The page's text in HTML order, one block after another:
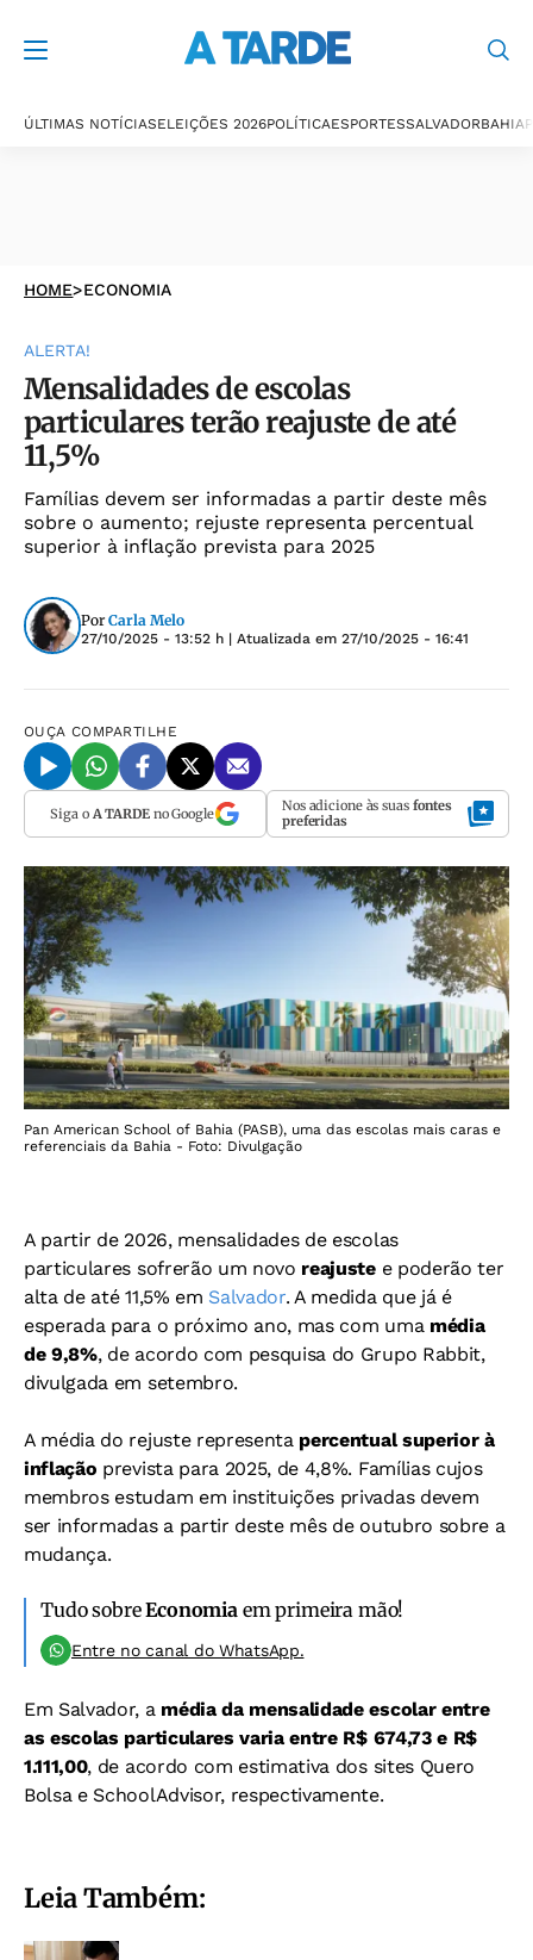
ÚLTIMAS NOTÍCIASELEIÇÕES 2026POLÍTICAESPORTESSALVADORBAHIA
HOME>ECONOMIA
ALERTA!
Mensalidades de escolas
particulares terão reajuste de até
11,5%
Famílias devem ser informadas a partir deste mês
sobre o aumento; rejuste representa percentual
superior à inflação prevista para 2025
Por Carla Melo
27/10/2025 - 13:52 h | Atualizada em 27/10/2025 - 16:41
OUÇA COMPARTILHE
Siga o A TARDEno Google Nos adicione às suas fontes
preferidas
Pan American School of Bahia (PASB), uma das escolas mais caras e
referenciais da Bahia - Foto: Divulgação
A partir de 2026, mensalidades de escolas
particulares sofrerão um novo reajuste e poderão ter
alta de até 11,5% em Salvador. A medida que já é
esperada para o próximo ano, mas com uma média
de 9,8%, de acordo com pesquisa do Grupo Rabbit,
divulgada em setembro.
A média do rejuste representa percentual superior à
inflação prevista para 2025, de 4,8%. Famílias cujos
membros estudam em instituições privadas devem
ser informadas a partir deste mês de outubro sobre a
mudança.
Tudo sobreEconomiaem primeira mão!
Entre no canal do WhatsApp.
Em Salvador, a média da mensalidade escolar entre
as escolas particulares varia entre R$ 674,73 e R$
1.111,00, de acordo com estimativa dos sites Quero
Bolsa e SchoolAdvisor, respectivamente.
Leia Também: